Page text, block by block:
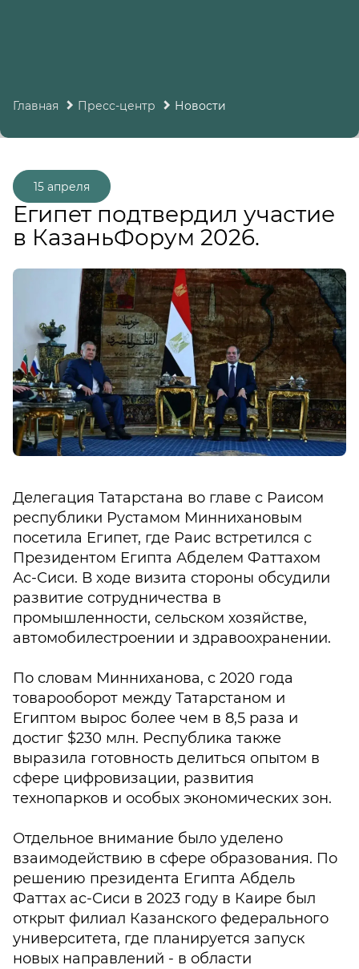
Главная Пресс-центр Новости
Египет подтвердил участие
в КазаньФорум 2026.
15 апреля
Делегация Татарстана во главе с Раисом
республики Рустамом Миннихановым
посетила Египет, где Раис встретился с
Президентом Египта Абделем Фаттахом
Ас-Сиси. В ходе визита стороны обсудили
развитие сотрудничества в
промышленности, сельском хозяйстве,
автомобилестроении и здравоохранении.
По словам Минниханова, с 2020 года
товарооборот между Татарстаном и
Египтом вырос более чем в 8,5 раза и
достиг $230 млн. Республика также
выразила готовность делиться опытом в
сфере цифровизации, развития
технопарков и особых экономических зон.
Отдельное внимание было уделено
взаимодействию в сфере образования. По
решению президента Египта Абдель
Фаттах ас-Сиси в 2023 году в Каире был
открыт филиал Казанского федерального
университета, где планируется запуск
новых направлений - в области